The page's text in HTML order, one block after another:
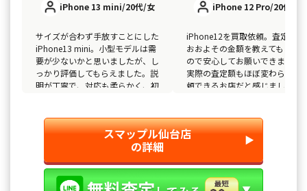
iPhone 13 mini/20代/女
サイズが合わず手放すことにした
iPhone13 mini。小型モデルは需
要が少ないかと思いましたが、し
っかり評価してもらえました。説
明が丁寧で、対応も柔らかく、初
iPhone 12 Pro/20代/男
iPhone12を買取依頼。査定前に
おおよその金額を教えてもらえ
ので安心してお願いできました
実際の査定額もほぼ変わらず、
頼できるお店だと感じました。
スマップル仙台店
の詳細 ▶︎